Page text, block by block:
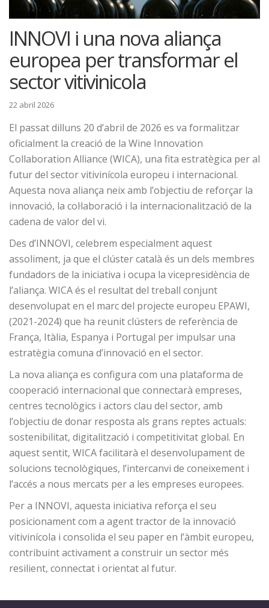
INNOVI i una nova aliança
europea per transformar el
sector vitivinicola
22 abril 2026
El passat dilluns 20 d’abril de 2026 es va formalitzar
oficialment la creació de la Wine Innovation
Collaboration Alliance (WICA), una fita estratègica per al
futur del sector vitivinícola europeu i internacional.
Aquesta nova aliança neix amb l’objectiu de reforçar la
innovació, la col·laboració i la internacionalització de la
cadena de valor del vi.
Des d’INNOVI, celebrem especialment aquest
assoliment, ja que el clúster català és un dels membres
fundadors de la iniciativa i ocupa la vicepresidència de
l’aliança. WICA és el resultat del treball conjunt
desenvolupat en el marc del projecte europeu EPAWI,
(2021-2024) que ha reunit clústers de referència de
França, Itàlia, Espanya i Portugal per impulsar una
estratègia comuna d’innovació en el sector.
La nova aliança es configura com una plataforma de
cooperació internacional que connectarà empreses,
centres tecnològics i actors clau del sector, amb
l’objectiu de donar resposta als grans reptes actuals:
sostenibilitat, digitalització i competitivitat global. En
aquest sentit, WICA facilitarà el desenvolupament de
solucions tecnològiques, l’intercanvi de coneixement i
l’accés a nous mercats per a les empreses europees.
Per a INNOVI, aquesta iniciativa reforça el seu
posicionament com a agent tractor de la innovació
vitivinícola i consolida el seu paper en l’àmbit europeu,
contribuint activament a construir un sector més
resilient, connectat i orientat al futur.